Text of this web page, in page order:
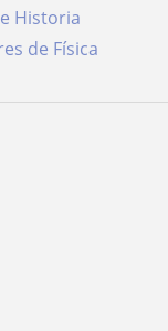
Historia
de Física